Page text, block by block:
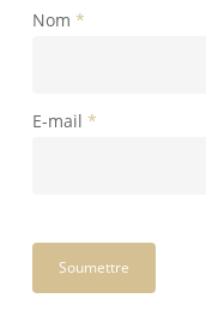
Nom *
E-mail *